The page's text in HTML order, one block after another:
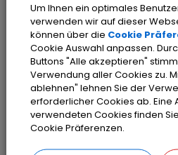
derzeit nicht
Bitte aktivieren Sie
in Ihren Cookie
Cookies
Um Ihnen ein optimales
verwenden wir auf dieser
können über die Cookie
Cookie Auswahl anpassen.
Buttons "Alle akzeptieren"
Verwendung aller Cookies zu.
ablehnen" lehnen Sie der
erforderlicher Cookies ab. Eine
verwendeten Cookies finden
Cookie Präferenzen.